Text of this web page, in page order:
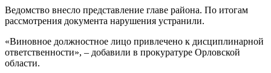
Ведомство внесло представление главе района. По итогам
рассмотрения документа нарушения устранили.
«Виновное должностное лицо привлечено к дисциплинарной
ответственности», – добавили в прокуратуре Орловской
области.